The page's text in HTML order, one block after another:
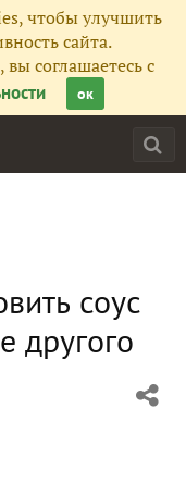
чтобы улучшить
сайта.
соглашаетесь с
ок
соус
другого